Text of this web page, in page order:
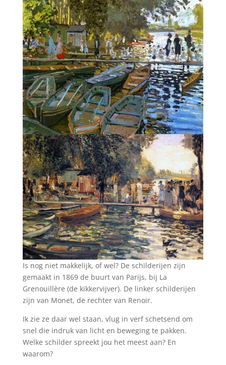
Is nog niet makkelijk, of wel? De schilderijen zijn
gemaakt in 1869 de buurt van Parijs, bij La
Grenouillère (de kikkervijver). De linker schilderijen
zijn van Monet, de rechter van Renoir.
Ik zie ze daar wel staan, vlug in verf schetsend om
snel die indruk van licht en beweging te pakken.
Welke schilder spreekt jou het meest aan? En
waarom?